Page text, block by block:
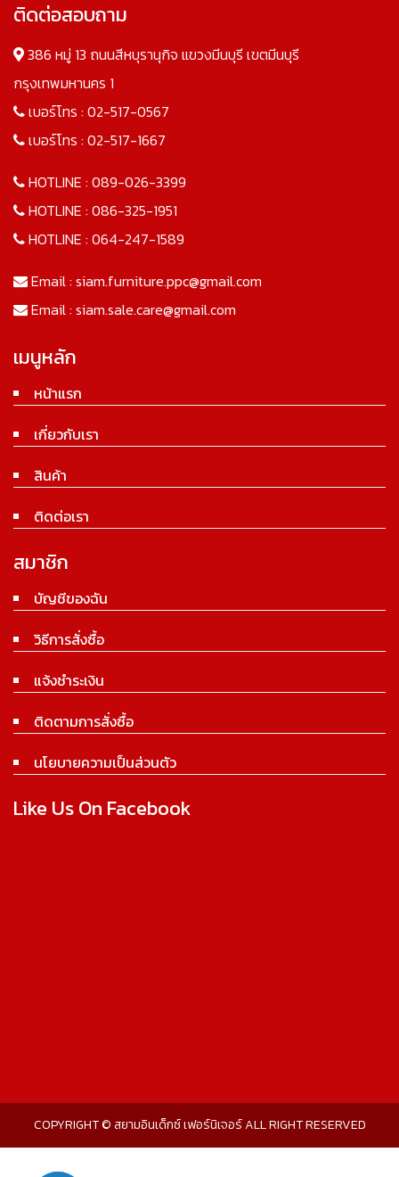
ติดต่อสอบถาม
386 หมู่ 13 ถนนสีหบุรานุกิจ แขวงมีนบุรี เขตมีนบุรี
กรุงเทพมหานคร 1
เบอร์โทร : 02-517-0567
เบอร์โทร : 02-517-1667
HOTLINE : 089-026-3399
HOTLINE : 086-325-1951
HOTLINE : 064-247-1589
Email : siam.furniture.ppc@gmail.com
Email : siam.sale.care@gmail.com
เมนูหลัก
หน้าแรก
เกี่ยวกับเรา
สินค้า
ติดต่อเรา
สมาชิก
บัญชีของฉัน
วิธีการสั่งซื้อ
แจ้งชำระเงิน
ติดตามการสั่งซื้อ
นโยบายความเป็นส่วนตัว
Like Us On Facebook
COPYRIGHT © สยามอินเด็กซ์ เฟอร์นิเจอร์ ALL RIGHT RESERVED